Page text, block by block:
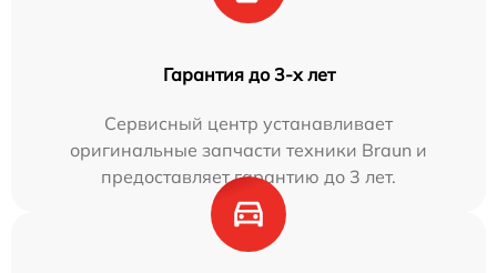
Гарантия до 3-х лет
Сервисный центр устанавливает
оригинальные запчасти техники Braun и
предоставляет гарантию до 3 лет.